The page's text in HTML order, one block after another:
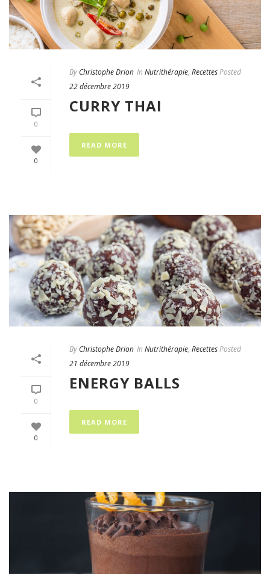
0
0
By Christophe Drion In Nutrithérapie, RecettesPosted
22 décembre 2019
CURRY THAI
READ MORE
0
0
By Christophe Drion In Nutrithérapie, RecettesPosted
21 décembre 2019
ENERGY BALLS
READ MORE